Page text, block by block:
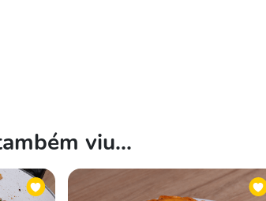
viu...